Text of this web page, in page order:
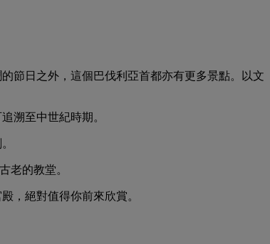
節日之外，這個巴伐利亞首都亦有更多景點。以文
溯至中世紀時期。
老的教堂。
，絕對值得你前來欣賞。